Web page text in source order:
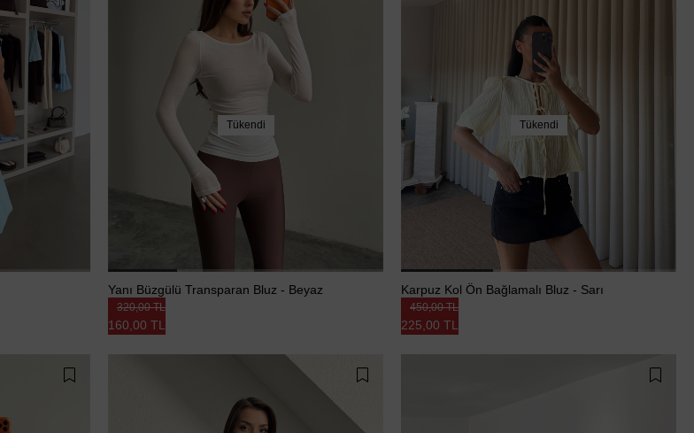
Tükendi
Yanı Büzgülü Transparan Bluz - Beyaz
160,00 TL
320,00 TL
Tükendi
Karpuz Kol Ön Bağlamalı Bluz - Sarı
225,00 TL
450,00 TL